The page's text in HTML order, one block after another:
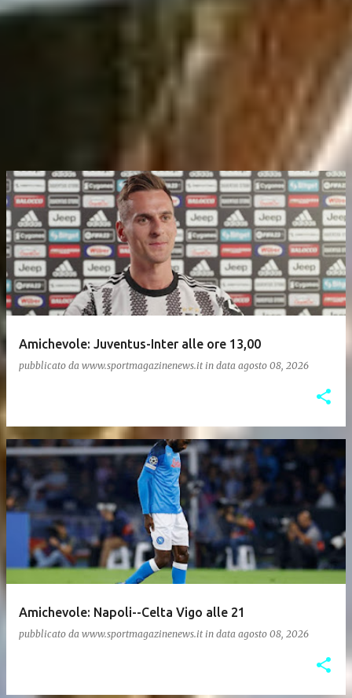
Amichevole: Juventus-Inter alle ore 13,00
pubblicato da www.sportmagazinenews.it in data agosto 08, 2026
Amichevole: Napoli--Celta Vigo alle 21
pubblicato da www.sportmagazinenews.it in data agosto 08, 2026